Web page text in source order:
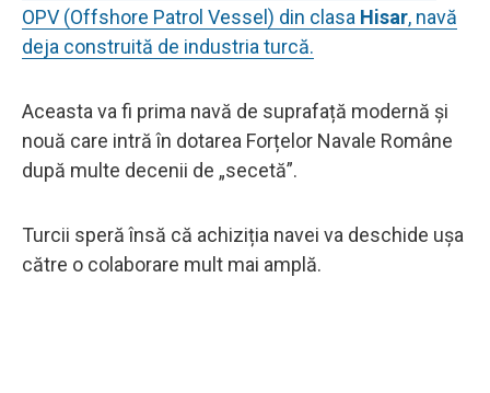
OPV (Offshore Patrol Vessel) din clasa Hisar, navă
deja construită de industria turcă.
Aceasta va fi prima navă de suprafață modernă și
nouă care intră în dotarea Forțelor Navale Române
după multe decenii de „secetă”.
Turcii speră însă că achiziția navei va deschide ușa
către o colaborare mult mai amplă.